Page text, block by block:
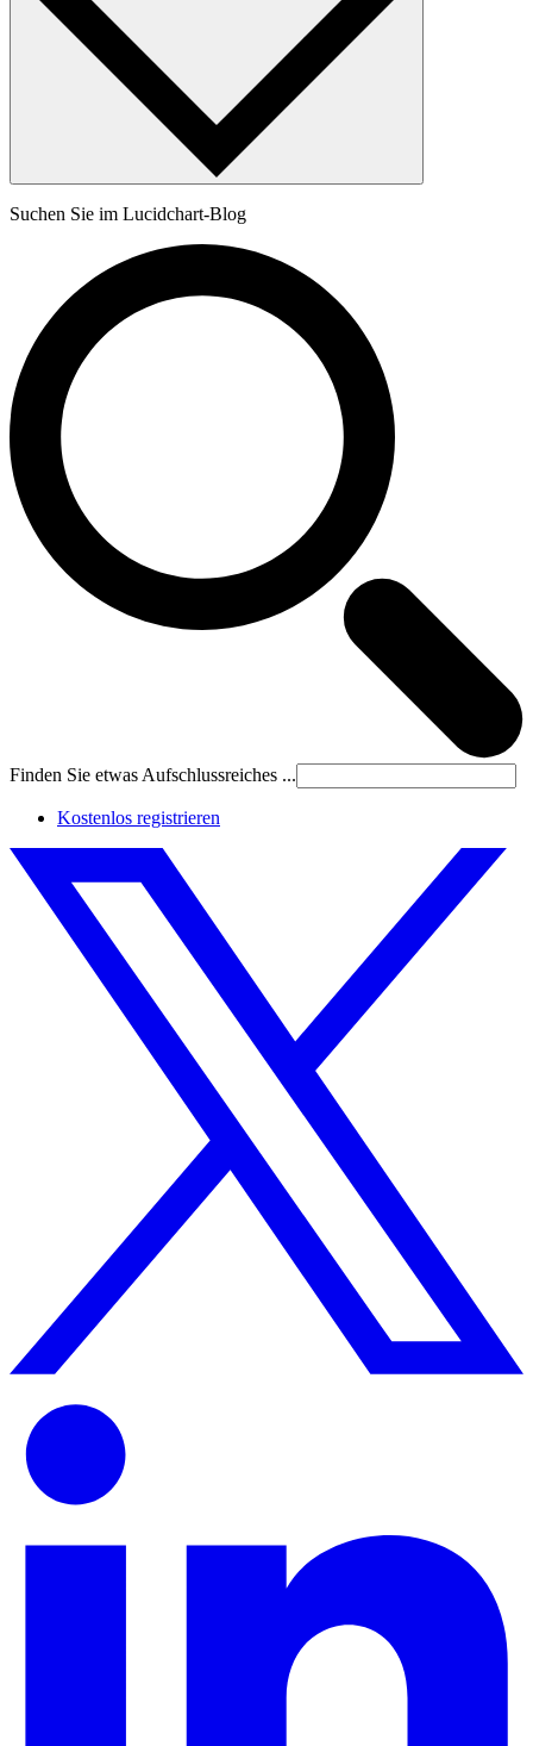
Suchen Sie im Lucidchart-Blog
Finden Sie etwas Aufschlussreiches ...
Kostenlos registrieren